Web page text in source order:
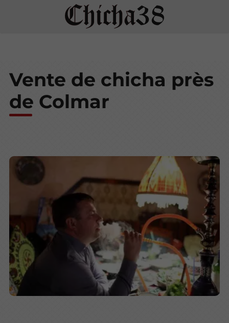
Vente de chicha près
de Colmar